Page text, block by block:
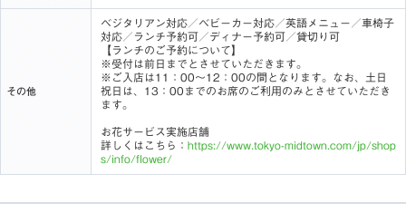
その他
ベジタリアン対応／ベビーカー対応／英語メニュー／車椅子
対応／ランチ予約可／ディナー予約可／貸切り可
【ランチのご予約について】
※受付は前日までとさせていただきます。
※ご入店は11：00～12：00の間となります。なお、土日
祝日は、13：00までのお席のご利用のみとさせていただき
ます。
お花サービス実施店舗
詳しくはこちら： https://www.tokyo-midtown.com/jp/shop
s/info/flower/